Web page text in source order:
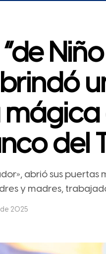
del
abrió sus
y madres,
de 2025